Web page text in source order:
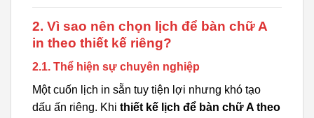
2. Vì sao nên chọn lịch để bàn chữ A
in theo thiết kế riêng?
2.1. Thể hiện sự chuyên nghiệp
Một cuốn lịch in sẵn tuy tiện lợi nhưng khó tạo
dấu ấn riêng. Khi thiết kế lịch để bàn chữ A theo